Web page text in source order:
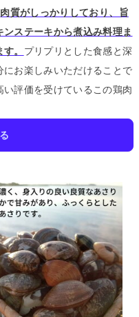
肉質がしっかりしており、旨
ステーキから煮込み料理ま
。 プリプリとした食感と深
お楽しみいただけることで
評価を受けているこの鶏肉